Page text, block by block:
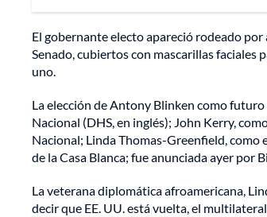
El gobernante electo apareció rodeado
Senado, cubiertos con mascarillas
uno.
La elección de Antony Blinken como
Nacional (DHS, en inglés); John Kerry,
Nacional; Linda Thomas-Greenfield, como
de la Casa Blanca; fue anunciada ayer por
La veterana diplomática afroamericana,
decir que EE. UU. está vuelta, el